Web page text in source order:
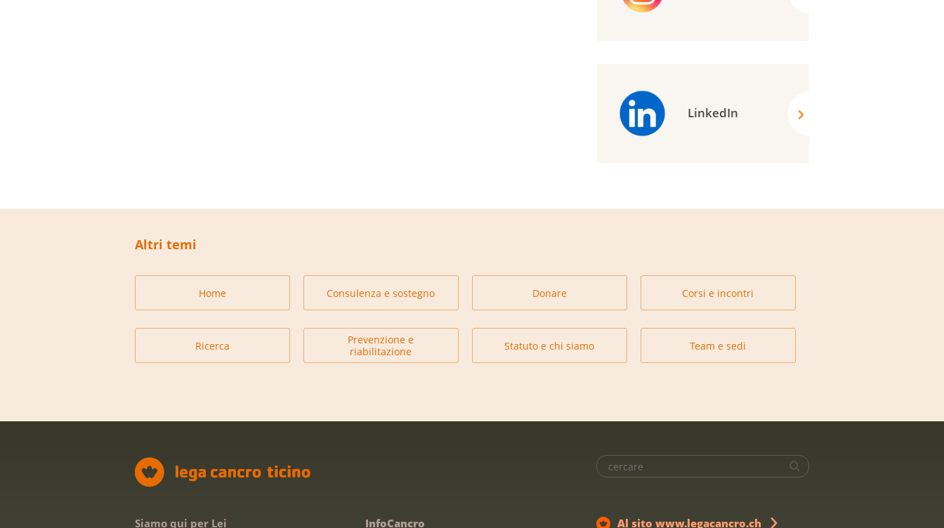
LinkedIn
Altri temi
Home Consulenza e sostegno Donare Corsi e incontri
Ricerca
Prevenzione e
riabilitazione
Statuto e chi siamo Team e sedi
Siamo qui per Lei InfoCancro Al sito www.legacancro.ch